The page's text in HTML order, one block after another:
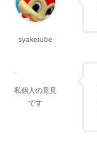
syaketube
私個人の意見
です